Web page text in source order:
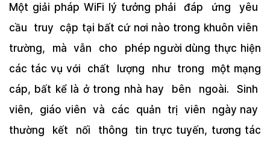
Một giải pháp WiFi lý tưởng phải đáp ứng yêu
cầu truy cập tại bất cứ nơi nào trong khuôn viên
trường, mà vẫn cho phép người dùng thực hiện
các tác vụ với chất lượng như trong một mạng
cáp, bất kể là ở trong nhà hay bên ngoài. Sinh
viên, giáo viên và các quản trị viên ngày nay
thường kết nối thông tin trực tuyến, tương tác